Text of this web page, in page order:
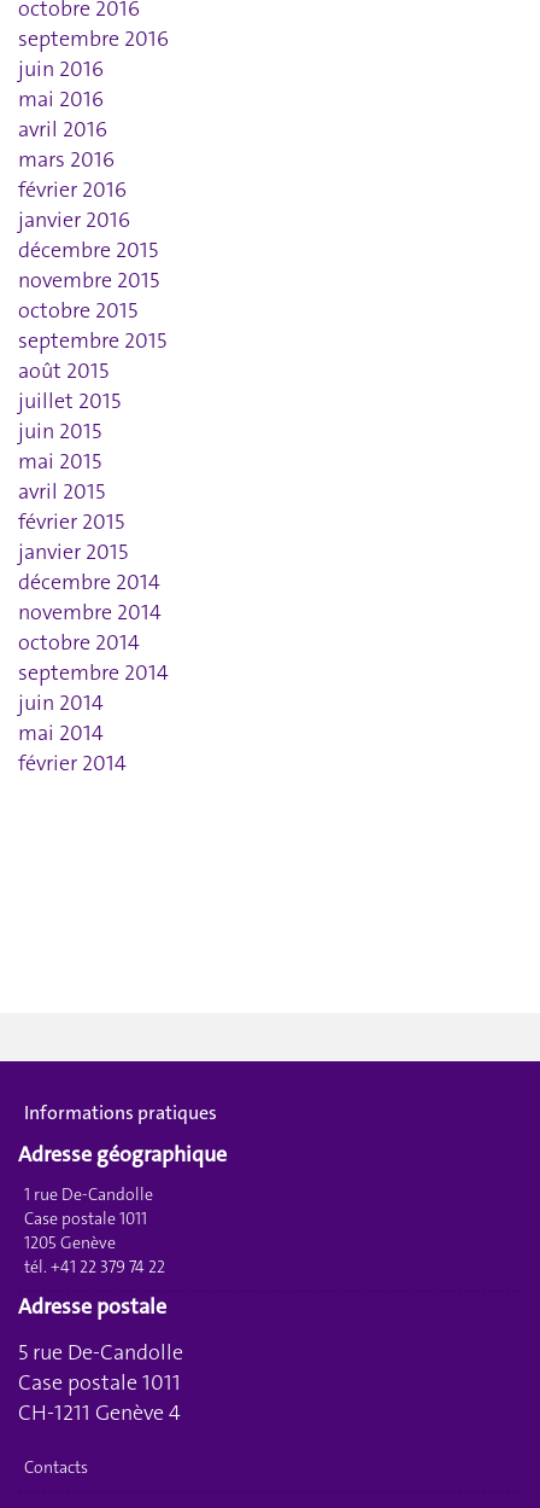
octobre 2016
septembre 2016
juin 2016
mai 2016
avril 2016
mars 2016
février 2016
janvier 2016
décembre 2015
novembre 2015
octobre 2015
septembre 2015
août 2015
juillet 2015
juin 2015
mai 2015
avril 2015
février 2015
janvier 2015
décembre 2014
novembre 2014
octobre 2014
septembre 2014
juin 2014
mai 2014
février 2014
Informations pratiques
Adresse géographique
1 rue De-Candolle
Case postale 1011
1205 Genève
tél. +41 22 379 74 22
Adresse postale
5 rue De-Candolle
Case postale 1011
CH-1211 Genève 4
Contacts